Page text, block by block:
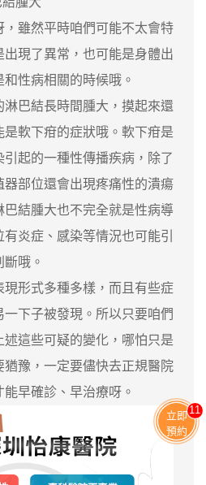
雖然平時咱們可能不太會特
現了異常，也可能是身體出
性病相關的時候哦。
巴結長時間腫大，摸起來還
軟下疳的症狀哦。軟下疳是
起的一種性傳播疾病，除了
器部位還會出現疼痛性的潰瘍
巴結腫大也不完全就是性病導
炎症、感染等情況也可能引
哦。
形式多種多樣，而且有些症
下子被發現。所以只要咱們
這些可疑的變化，哪怕只是
豫，一定要儘快去正規醫院
早確診、早治療呀。
立即
預約
11